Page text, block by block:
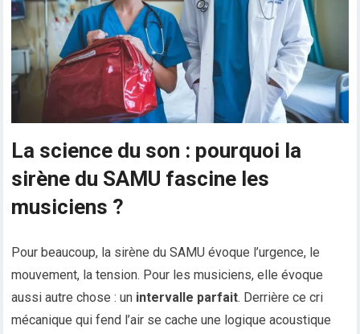
La science du son : pourquoi la
sirène du SAMU fascine les
musiciens ?
Pour beaucoup, la sirène du SAMU évoque l’urgence, le
mouvement, la tension. Pour les musiciens, elle évoque
aussi autre chose : un intervalle parfait. Derrière ce cri
mécanique qui fend l’air se cache une logique acoustique